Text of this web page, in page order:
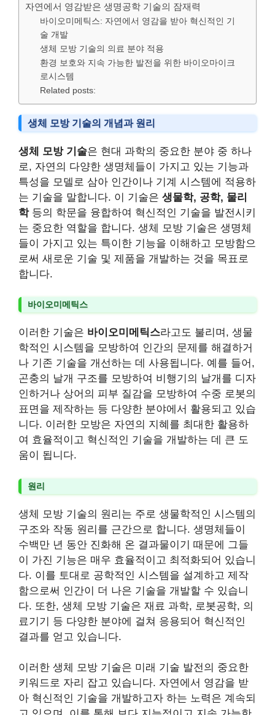
자연에서 영감받은 생명공학 기술의 잠재력
바이오미메틱스: 자연에서 영감을 받아 혁신적인 기
술 개발
생체 모방 기술의 의료 분야 적용
환경 보호와 지속 가능한 발전을 위한 바이오마이크
로시스템
Related posts:
생체 모방 기술의 개념과 원리
생체 모방 기술은 현대 과학의 중요한 분야 중 하나
로, 자연의 다양한 생명체들이 가지고 있는 기능과
특성을 모델로 삼아 인간이나 기계 시스템에 적용하
는 기술을 말합니다. 이 기술은 생물학, 공학, 물리
학등의 학문을 융합하여 혁신적인 기술을 발전시키
는 중요한 역할을 합니다. 생체 모방 기술은 생명체
들이 가지고 있는 특이한 기능을 이해하고 모방함으
로써 새로운 기술 및 제품을 개발하는 것을 목표로
합니다.
바이오미메틱스
이러한 기술은 바이오미메틱스라고도 불리며, 생물
학적인 시스템을 모방하여 인간의 문제를 해결하거
나 기존 기술을 개선하는 데 사용됩니다. 예를 들어,
곤충의 날개 구조를 모방하여 비행기의 날개를 디자
인하거나 상어의 피부 질감을 모방하여 수중 로봇의
표면을 제작하는 등 다양한 분야에서 활용되고 있습
니다. 이러한 모방은 자연의 지혜를 최대한 활용하
여 효율적이고 혁신적인 기술을 개발하는 데 큰 도
움이 됩니다.
원리
생체 모방 기술의 원리는 주로 생물학적인 시스템의
구조와 작동 원리를 근간으로 합니다. 생명체들이
수백만 년 동안 진화해 온 결과물이기 때문에 그들
이 가진 기능은 매우 효율적이고 최적화되어 있습니
다. 이를 토대로 공학적인 시스템을 설계하고 제작
함으로써 인간이 더 나은 기술을 개발할 수 있습니
다. 또한, 생체 모방 기술은 재료 과학, 로봇공학, 의
료기기 등 다양한 분야에 걸쳐 응용되어 혁신적인
결과를 얻고 있습니다.
이러한 생체 모방 기술은 미래 기술 발전의 중요한
키워드로 자리 잡고 있습니다. 자연에서 영감을 받
아 혁신적인 기술을 개발하고자 하는 노력은 계속되